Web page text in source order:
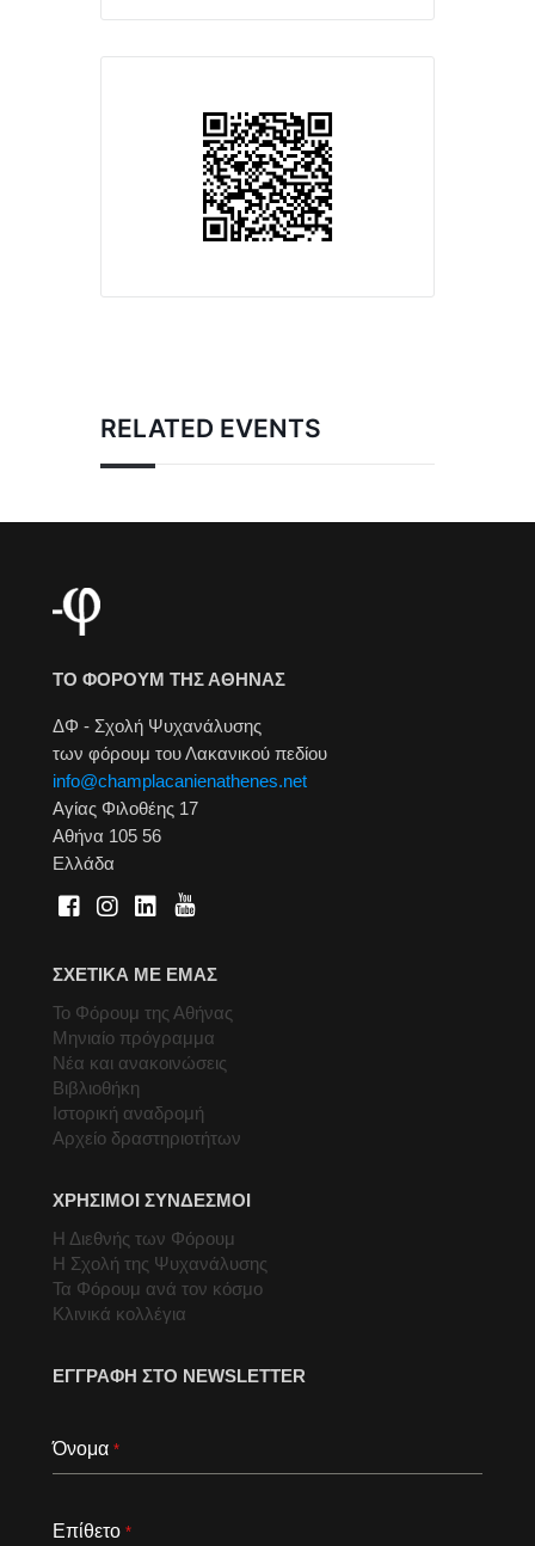
RELATED EVENTS
ΤΟ ΦΟΡΟΥΜ ΤΗΣ ΑΘΗΝΑΣ
ΔΦ - Σχολή Ψυχανάλυσης
των φόρουμ του Λακανικού πεδίου
info@champlacanienathenes.net
Αγίας Φιλοθέης 17
Αθήνα 105 56
Ελλάδα
ΣΧΕΤΙΚΑ ΜΕ ΕΜΑΣ
Το Φόρουμ της Αθήνας
Μηνιαίο πρόγραμμα
Νέα και ανακοινώσεις
Βιβλιοθήκη
Ιστορική αναδρομή
Αρχείο δραστηριοτήτων
ΧΡΗΣΙΜΟΙ ΣΥΝΔΕΣΜΟΙ
Η Διεθνής των Φόρουμ
Η Σχολή της Ψυχανάλυσης
Τα Φόρουμ ανά τον κόσμο
Κλινικά κολλέγια
ΕΓΓΡΑΦΗ ΣΤΟ NEWSLETTER
Όνομα *
Επίθετο *